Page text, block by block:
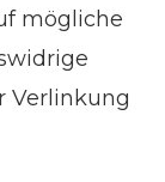
mögliche
Verlinkung